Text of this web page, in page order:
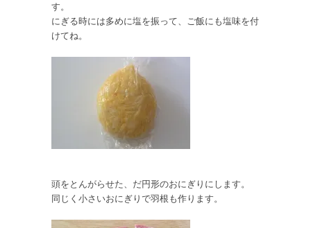
す。
にぎる時には多めに塩を振って、ご飯にも塩味を付
けてね。
頭をとんがらせた、だ円形のおにぎりにします。
同じく小さいおにぎりで羽根も作ります。